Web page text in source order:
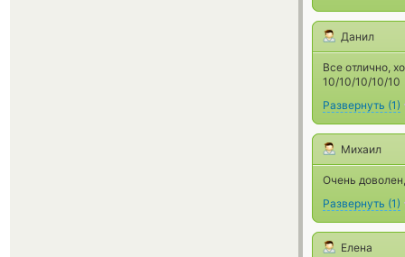
Данил
Все отлично,
10/10/10/10/10
Развернуть (1)
Михаил
Очень
Развернуть (1)
Елена